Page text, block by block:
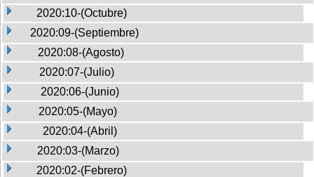
2020:10-(Octubre)
2020:09-(Septiembre)
2020:08-(Agosto)
2020:07-(Julio)
2020:06-(Junio)
2020:05-(Mayo)
2020:04-(Abril)
2020:03-(Marzo)
2020:02-(Febrero)